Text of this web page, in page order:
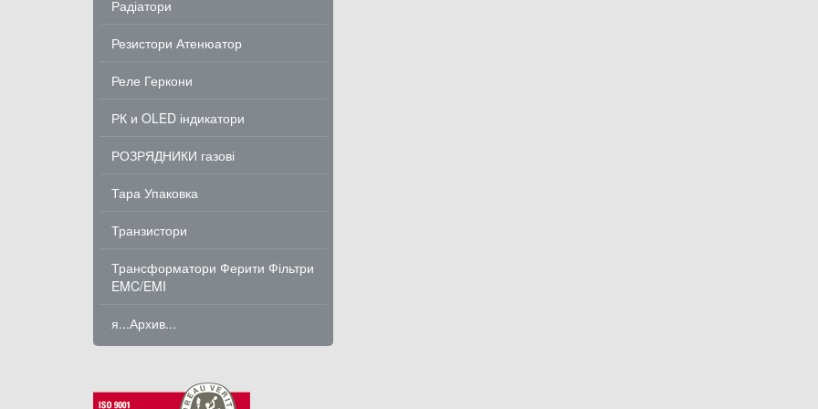
Радіатори
Резистори Атенюатор
Реле Геркони
РК и OLED індикатори
РОЗРЯДНИКИ газові
Тара Упаковка
Транзистори
Трансформатори Ферити Фільтри
EMC/EMI
я...Архив...